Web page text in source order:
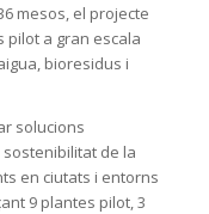
mesos, el projecte
pilot a gran escala
bioresidus i
solucions
de la
en ciutats i entorns
9 plantes pilot, 3